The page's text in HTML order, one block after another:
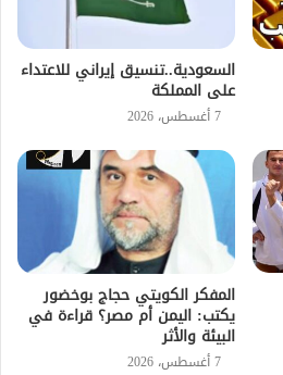
السعودية..تنسيق إيراني للاعتداء
على المملكة
7 أغسطس، 2026
المفكر الكويتي حجاج بوخضور
يكتب: اليمن أم مصر؟ قراءة في
البيئة والأثر
7 أغسطس، 2026